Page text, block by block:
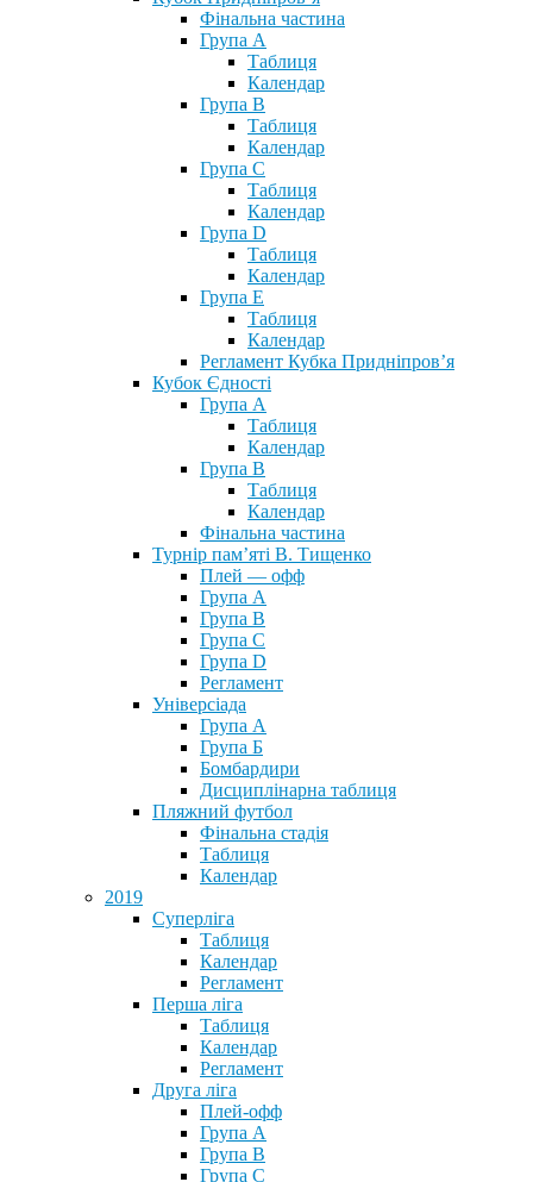
Фінальна частина
Група А
Таблиця
Календар
Група В
Таблиця
Календар
Група С
Таблиця
Календар
Група D
Таблиця
Календар
Група Е
Таблиця
Календар
Регламент Кубка Придніпров’я
Кубок Єдності
Група А
Таблиця
Календар
Група В
Таблиця
Календар
Фінальна частина
Турнір пам’яті В. Тищенко
Плей — офф
Група А
Група B
Група С
Група D
Регламент
Універсіада
Група А
Група Б
Бомбардири
Дисциплінарна таблиця
Пляжний футбол
Фінальна стадія
Таблиця
Календар
2019
Суперліга
Таблиця
Календар
Регламент
Перша ліга
Таблиця
Календар
Регламент
Друга ліга
Плей-офф
Група А
Група В
Група С